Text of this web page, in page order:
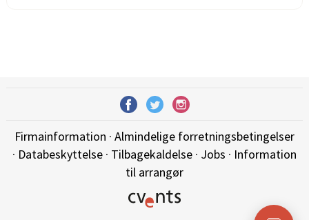
Firmainformation · Almindelige forretningsbetingelser
· Databeskyttelse · Tilbagekaldelse · Jobs · Information
til arrangør